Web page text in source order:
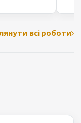
всі роботи